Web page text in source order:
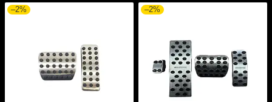
–2% –2%